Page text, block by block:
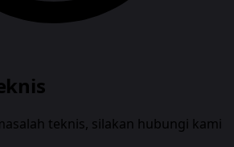
teknis, silakan hubungi kami